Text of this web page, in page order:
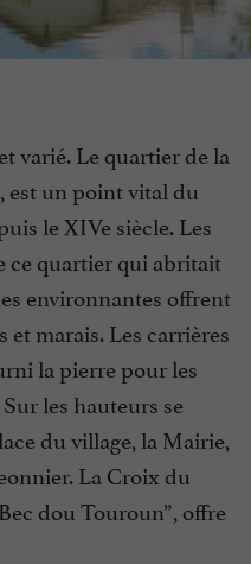
varié. Le quartier de la
est un point vital du
le XIVe siècle. Les
ce quartier qui abritait
environnantes offrent
et marais. Les carrières
la pierre pour les
les hauteurs se
du village, la Mairie,
La Croix du
dou Touroun”, offre